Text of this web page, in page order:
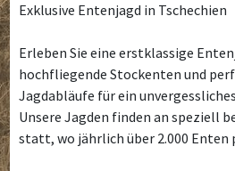
Exklusive Entenjagd in Tschechien
Erleben Sie eine erstklassige
hochfliegende Stockenten und
Jagdabläufe für ein
Unsere Jagden finden an speziell
statt, wo jährlich über 2.000 Enten